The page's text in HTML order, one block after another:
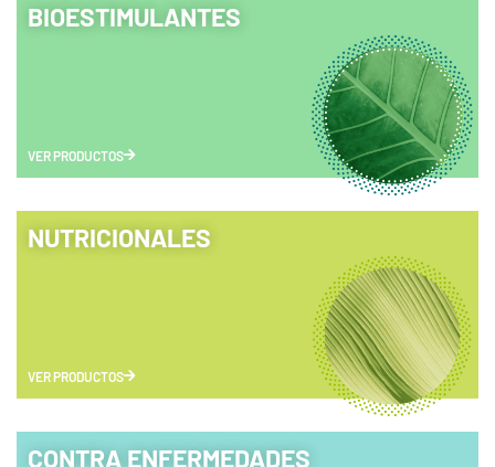
BIOESTIMULANTES
VER PRODUCTOS
NUTRICIONALES
VER PRODUCTOS
CONTRA ENFERMEDADES